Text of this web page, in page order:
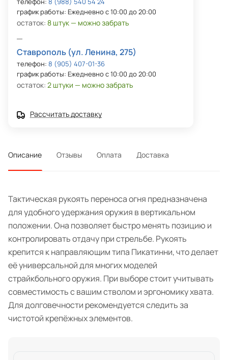
график работы: Ежедневно с 10:00 до 20:00
остаток: 8 штук — можно забрать
Ставрополь (ул. Ленина, 275)
телефон: 8 (905) 407-01-36
график работы: Ежедневно с 10:00 до 20:00
остаток: 2 штуки — можно забрать
Рассчитать доставку
Описание Отзывы Оплата Доставка
Тактическая рукоять переноса огня предназначена
для удобного удержания оружия в вертикальном
положении. Она позволяет быстро менять позицию и
контролировать отдачу при стрельбе. Рукоять
крепится к направляющим типа Пикатинни, что делает
её универсальной для многих моделей
страйкбольного оружия. При выборе стоит учитывать
совместимость с вашим стволом и эргономику хвата.
Для долговечности рекомендуется следить за
чистотой крепёжных элементов.